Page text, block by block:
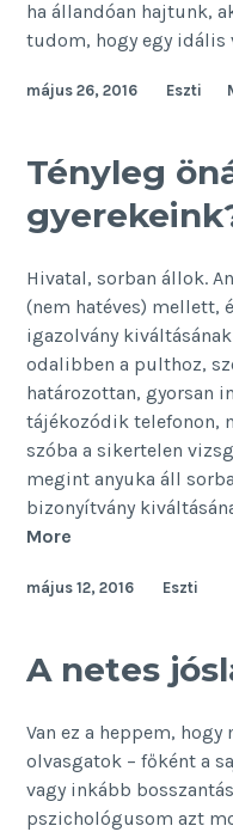
ha állandóan hajtunk,
tudom, hogy egy idális
május 26, 2016 Eszti
Tényleg
Hivatal, sorban állok.
(nem hatéves) mellett,
igazolvány
odalibben a pulthoz,
határozottan, gyorsan
tájékozódik telefonon,
szóba a sikertelen
megint anyuka áll
bizonyítvány
More
a
május 12, 2016 Eszti
A netes
Van ez a heppem,
olvasgatok – főként a
vagy inkább
pszichológusom azt